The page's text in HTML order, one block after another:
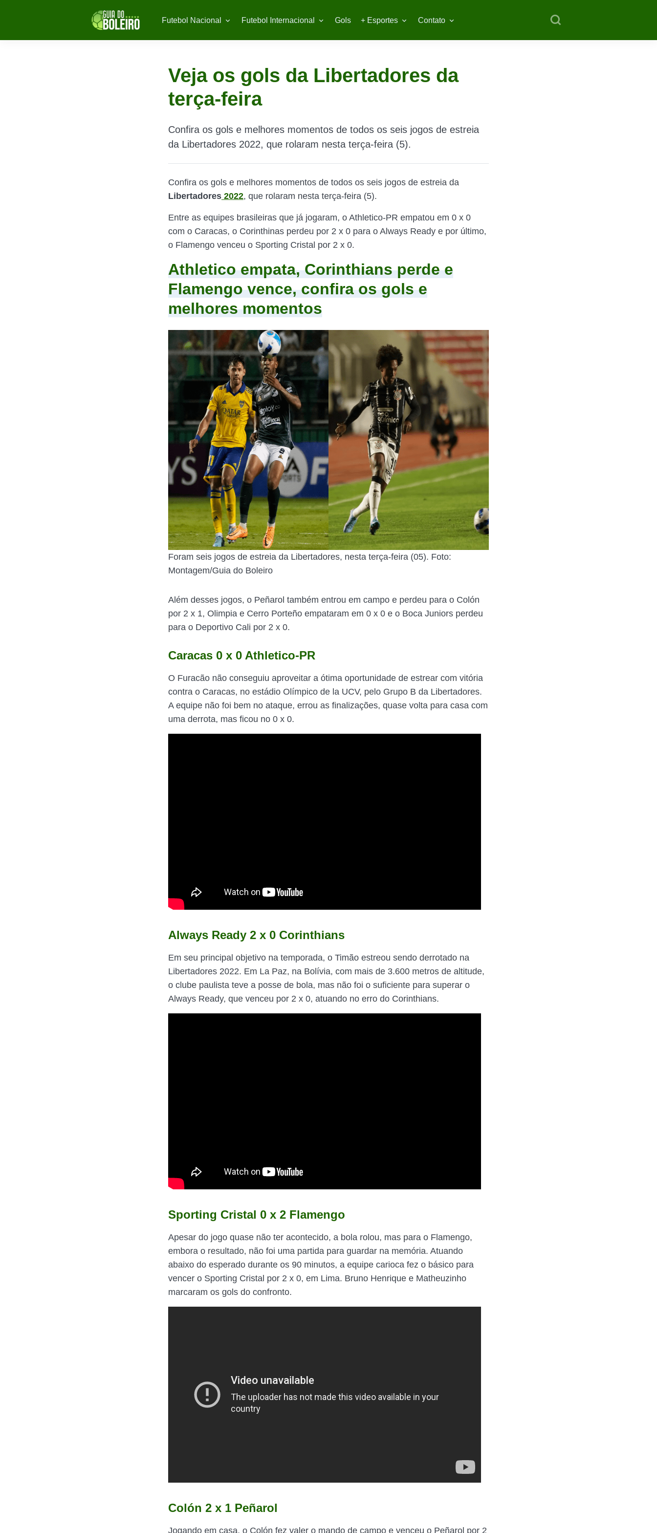
Futebol Nacional Futebol Internacional Gols + Esportes Contato
Veja os gols da Libertadores da
terça-feira
Confira os gols e melhores momentos de todos os seis jogos de estreia
da Libertadores 2022, que rolaram nesta terça-feira (5).
Confira os gols e melhores momentos de todos os seis jogos de estreia da
Libertadores 2022, que rolaram nesta terça-feira (5).
Entre as equipes brasileiras que já jogaram, o Athletico-PR empatou em 0 x 0
com o Caracas, o Corinthinas perdeu por 2 x 0 para o Always Ready e por último,
o Flamengo venceu o Sporting Cristal por 2 x 0.
Athletico empata, Corinthians perde e
Flamengo vence, confira os gols e
melhores momentos
Foram seis jogos de estreia da Libertadores, nesta terça-feira (05). Foto:
Montagem/Guia do Boleiro
Além desses jogos, o Peñarol também entrou em campo e perdeu para o Colón
por 2 x 1, Olimpia e Cerro Porteño empataram em 0 x 0 e o Boca Juniors perdeu
para o Deportivo Cali por 2 x 0.
Caracas 0 x 0 Athletico-PR
O Furacão não conseguiu aproveitar a ótima oportunidade de estrear com vitória
contra o Caracas, no estádio Olímpico de la UCV, pelo Grupo B da Libertadores.
A equipe não foi bem no ataque, errou as finalizações, quase volta para casa com
uma derrota, mas ficou no 0 x 0.
Always Ready 2 x 0 Corinthians
Em seu principal objetivo na temporada, o Timão estreou sendo derrotado na
Libertadores 2022. Em La Paz, na Bolívia, com mais de 3.600 metros de altitude,
o clube paulista teve a posse de bola, mas não foi o suficiente para superar o
Always Ready, que venceu por 2 x 0, atuando no erro do Corinthians.
Sporting Cristal 0 x 2 Flamengo
Apesar do jogo quase não ter acontecido, a bola rolou, mas para o Flamengo,
embora o resultado, não foi uma partida para guardar na memória. Atuando
abaixo do esperado durante os 90 minutos, a equipe carioca fez o básico para
vencer o Sporting Cristal por 2 x 0, em Lima. Bruno Henrique e Matheuzinho
marcaram os gols do confronto.
Colón 2 x 1 Peñarol
Jogando em casa, o Colón fez valer o mando de campo e venceu o Peñarol por 2